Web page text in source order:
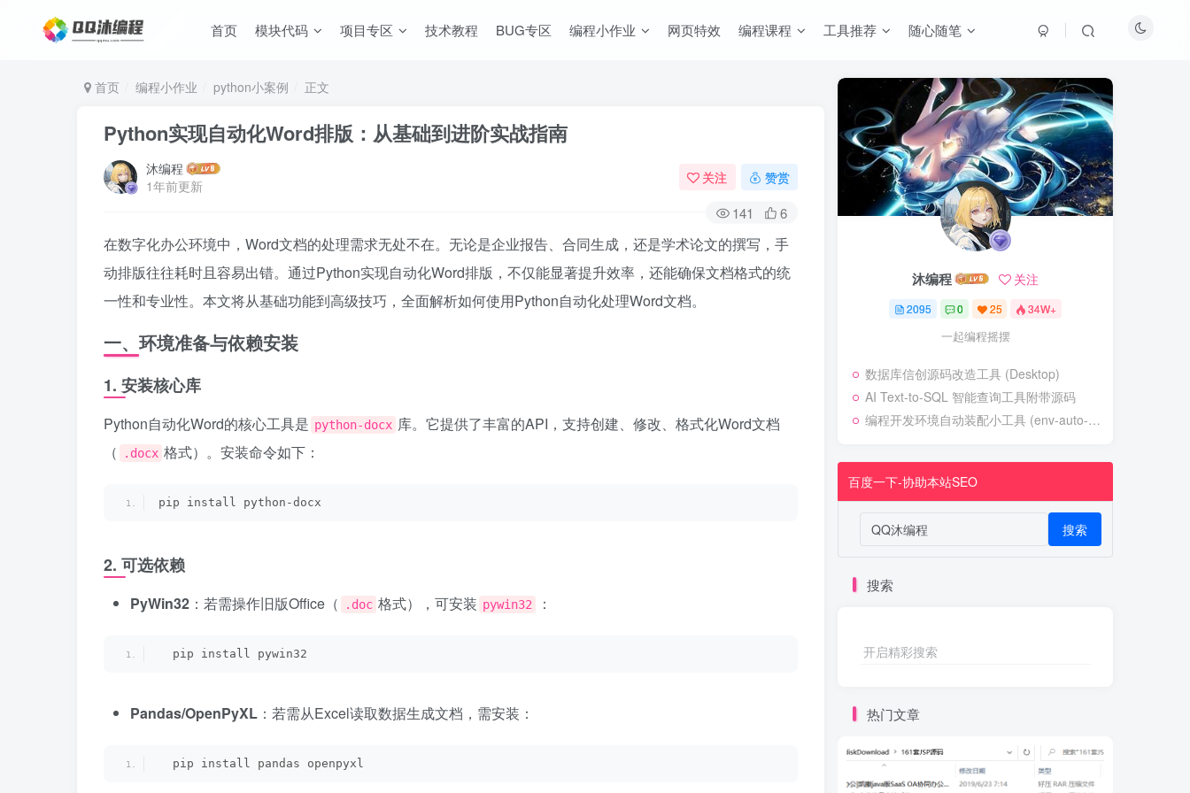
首页 模块代码 项目专区 技术教程 BUG专区 编程小作业 网页特效 编程课程 工具推荐 随心随笔
首页 编程小作业 python小案例 正文
Python实现自动化Word排版：从基础到进阶实战指南
沐编程
1年前更新
关注 赞赏
141 6
在数字化办公环境中，Word文档的处理需求无处不在。无论是企业报告、合同生成，还是学术论文的撰写，手
动排版往往耗时且容易出错。通过Python实现自动化Word排版，不仅能显著提升效率，还能确保文档格式的统
一性和专业性。本文将从基础功能到高级技巧，全面解析如何使用Python自动化处理Word文档。
一、环境准备与依赖安装
1. 安装核心库
Python自动化Word的核心工具是 python-docx 库。它提供了丰富的API，支持创建、修改、格式化Word文档
（
.docx 格式）。安装命令如下：
pip install python-docx
2. 可选依赖
PyWin32 ：若需操作旧版Office（ .doc 格式），可安装 pywin32 ：
  pip install pywin32
Pandas/OpenPyXL ：若需从Excel读取数据生成文档，需安装：
  pip install pandas openpyxl
沐编程 关注
2095 0 25 34W+
一起编程摇摆
数据库信创源码改造工具 (Desktop)
AI Text-to-SQL 智能查询工具附带源码
编程开发环境自动装配小工具 (env-auto-setup)
百度一下-协助本站SEO
搜索
搜索
开启精彩搜索
热门文章